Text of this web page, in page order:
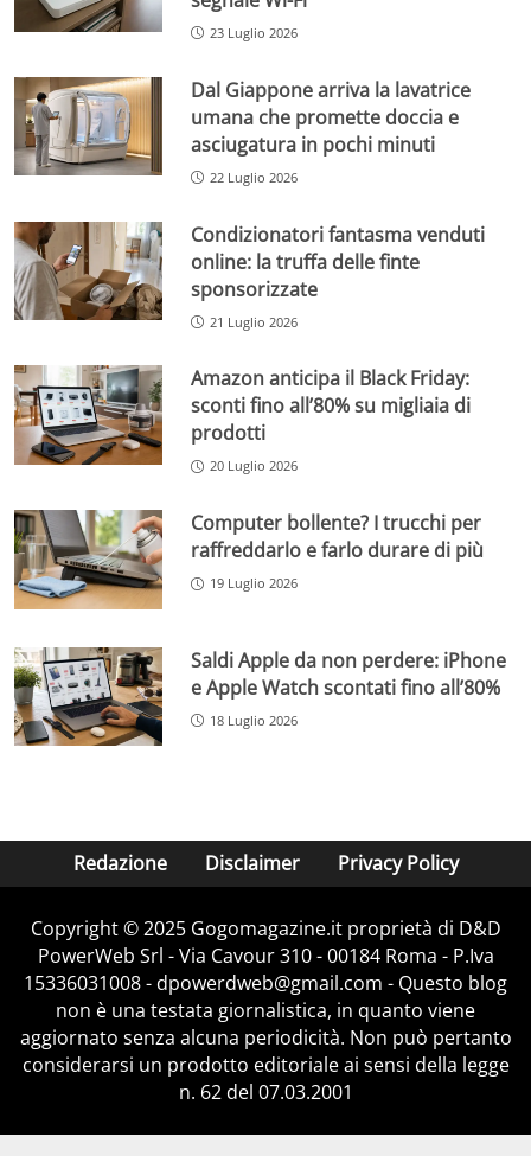
23 Luglio 2026
Dal Giappone arriva la lavatrice
umana che promette doccia e
asciugatura in pochi minuti
22 Luglio 2026
Condizionatori fantasma venduti
online: la truffa delle finte
sponsorizzate
21 Luglio 2026
Amazon anticipa il Black Friday:
sconti fino all’80% su migliaia di
prodotti
20 Luglio 2026
Computer bollente? I trucchi per
raffreddarlo e farlo durare di più
19 Luglio 2026
Saldi Apple da non perdere: iPhone
e Apple Watch scontati fino all’80%
18 Luglio 2026
Redazione Disclaimer Privacy Policy
Copyright © 2025 Gogomagazine.it proprietà di D&D
PowerWeb Srl - Via Cavour 310 - 00184 Roma - P.Iva
15336031008 - dpowerdweb@gmail.com - Questo blog
non è una testata giornalistica, in quanto viene
aggiornato senza alcuna periodicità. Non può pertanto
considerarsi un prodotto editoriale ai sensi della legge
n. 62 del 07.03.2001